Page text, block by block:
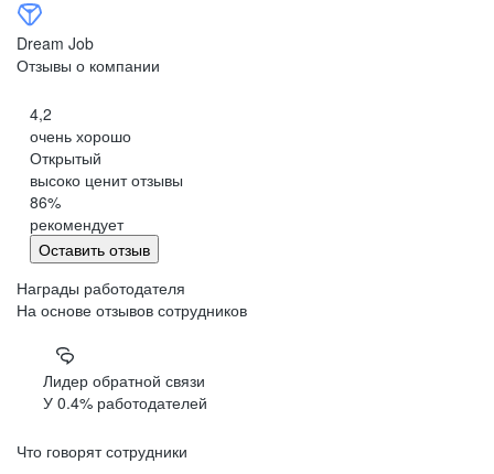
Dream Job
Отзывы о компании
4,2
очень хорошо
Открытый
высоко ценит отзывы
86%
рекомендует
Оставить отзыв
Награды работодателя
На основе отзывов сотрудников
Лидер обратной связи
У 0.4% работодателей
Что говорят сотрудники